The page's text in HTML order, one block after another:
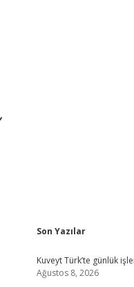
Sidebar
Son Yazılar
Kuveyt Türk’te günlük
Ağustos 8, 2026